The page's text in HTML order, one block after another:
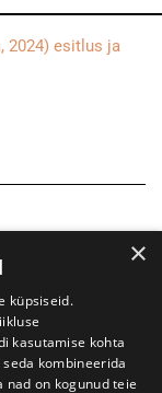
2024) esitlus ja
×
küpsiseid.
kasutamise kohta
kombineerida
on kogunud teie